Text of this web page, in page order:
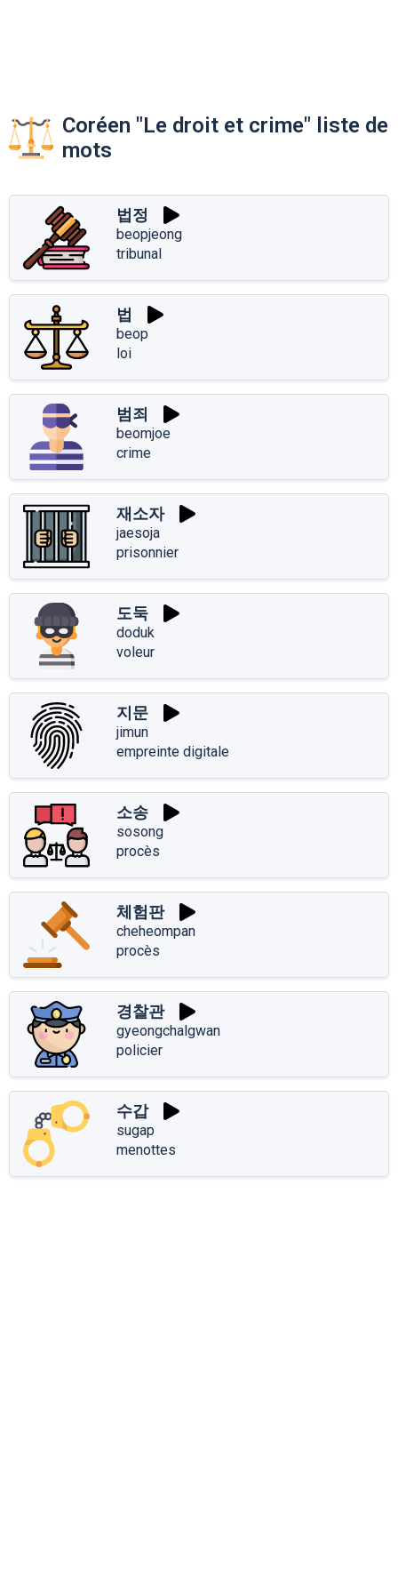
Coréen "Le droit et crime" liste de
mots
법정
beopjeong
tribunal
법
beop
loi
범죄
beomjoe
crime
재소자
jaesoja
prisonnier
도둑
doduk
voleur
지문
jimun
empreinte digitale
소송
sosong
procès
체험판
cheheompan
procès
경찰관
gyeongchalgwan
policier
수갑
sugap
menottes